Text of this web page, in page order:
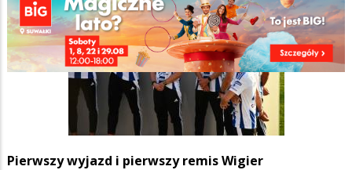
Pierwszy wyjazd i pierwszy remis Wigier